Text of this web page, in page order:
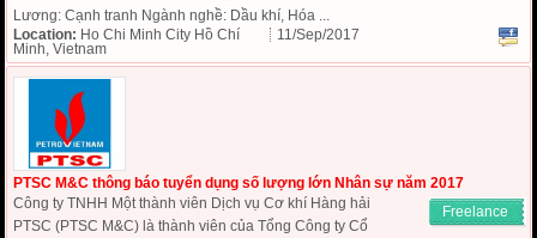
Lương: Cạnh tranh Ngành nghề: Dầu khí, Hóa ...
Location: Ho Chi Minh City Hồ Chí
Minh, Vietnam
11/Sep/2017
PTSC M&C thông báo tuyển dụng số lượng lớn Nhân sự năm 2017
Freelance
Công ty TNHH Một thành viên Dịch vụ Cơ khí Hàng hải
PTSC (PTSC M&C) là thành viên của Tổng Công ty Cổ